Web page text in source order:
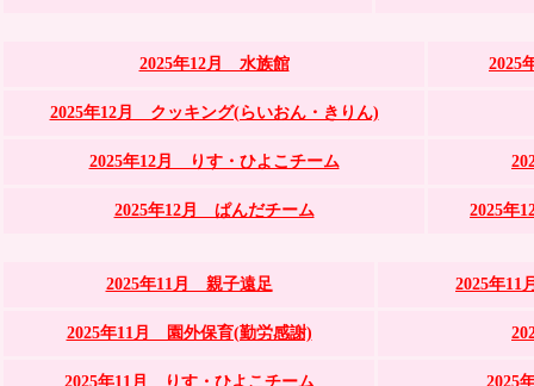
2025年12月 水族館 2025
2025年12月 クッキング(らいおん・きりん)
2025年12月 りす・ひよこチーム
2025年12月 ぱんだチーム 2025年
2025年11月 親子遠足 2025年11
2025年11月 園外保育(勤労感謝)
2025年11月 りす・ひよこチーム 2025